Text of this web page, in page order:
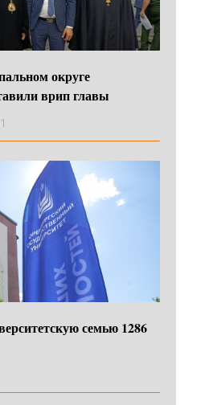
округе
врип главы
1
семью 1286